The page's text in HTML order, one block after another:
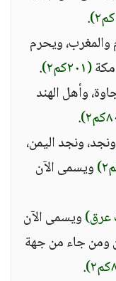
.
ويحرم
(٢٠١كم٢)
.
وأهل الهند
.
ونجد اليمن،
ويسمى الآن
عرق)ويسمى الآن
ومن جاء من جهة
.